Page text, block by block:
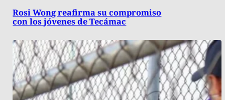
Rosi Wong reafirma su compromiso
con los jóvenes de Tecámac